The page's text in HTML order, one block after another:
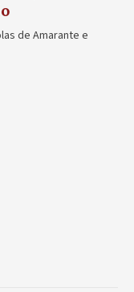
de Amarante e